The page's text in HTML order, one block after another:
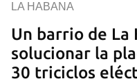
Un barrio de La
solucionar la
30 triciclos
LA HABANA